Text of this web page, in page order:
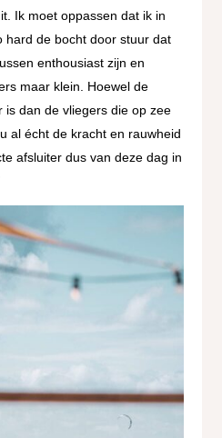
Ik moet oppassen dat ik in
hard de bocht door stuur dat
enthousiast zijn en
maar klein. Hoewel de
is dan de vliegers die op zee
al écht de kracht en rauwheid
afsluiter dus van deze dag in